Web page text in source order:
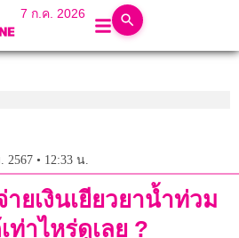
7 ก.ค. 2026
2567 • 12:33 น.
ยเงินเยียวยาน้ำท่วม
ท่าไหร่ดูเลย ?